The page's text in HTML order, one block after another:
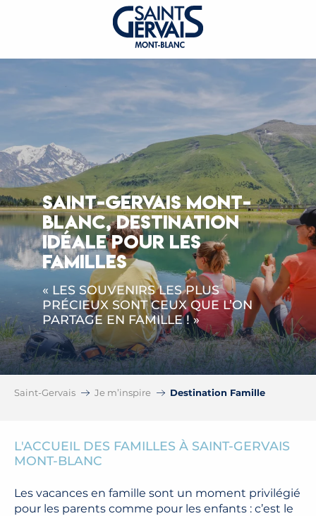
SAINT-GERVAIS MONT-
BLANC, DESTINATION
IDÉALE POUR LES
FAMILLES
« LES SOUVENIRS LES PLUS
PRÉCIEUX SONT CEUX QUE L’ON
PARTAGE EN FAMILLE ! »
Saint-Gervais Je m’inspire Destination Famille
L'ACCUEIL DES FAMILLES À SAINT-GERVAIS
MONT-BLANC
Les vacances en famille sont un moment privilégié
pour les parents comme pour les enfants : c’est le